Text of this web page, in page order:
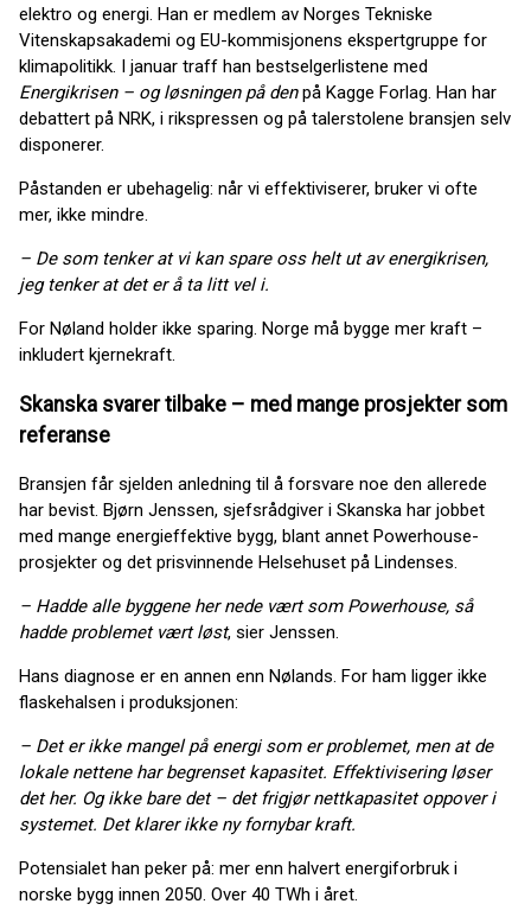
elektro og energi. Han er medlem av Norges Tekniske
Vitenskapsakademi og EU-kommisjonens ekspertgruppe for
klimapolitikk. I januar traff han bestselgerlistene med
Energikrisen – og løsningen på denpå Kagge Forlag. Han har
debattert på NRK, i rikspressen og på talerstolene bransjen selv
disponerer.
Påstanden er ubehagelig: når vi effektiviserer, bruker vi ofte
mer, ikke mindre.
– De som tenker at vi kan spare oss helt ut av energikrisen,
jeg tenker at det er å ta litt vel i.
For Nøland holder ikke sparing. Norge må bygge mer kraft –
inkludert kjernekraft.
Skanska svarer tilbake – med mange prosjekter som
referanse
Bransjen får sjelden anledning til å forsvare noe den allerede
har bevist. Bjørn Jenssen, sjefsrådgiver i Skanska har jobbet
med mange energieffektive bygg, blant annet Powerhouse-
prosjekter og det prisvinnende Helsehuset på Lindenses.
– Hadde alle byggene her nede vært som Powerhouse, så
hadde problemet vært løst, sier Jenssen.
Hans diagnose er en annen enn Nølands. For ham ligger ikke
flaskehalsen i produksjonen:
– Det er ikke mangel på energi som er problemet, men at de
lokale nettene har begrenset kapasitet. Effektivisering løser
det her. Og ikke bare det – det frigjør nettkapasitet oppover i
systemet. Det klarer ikke ny fornybar kraft.
Potensialet han peker på: mer enn halvert energiforbruk i
norske bygg innen 2050. Over 40 TWh i året.